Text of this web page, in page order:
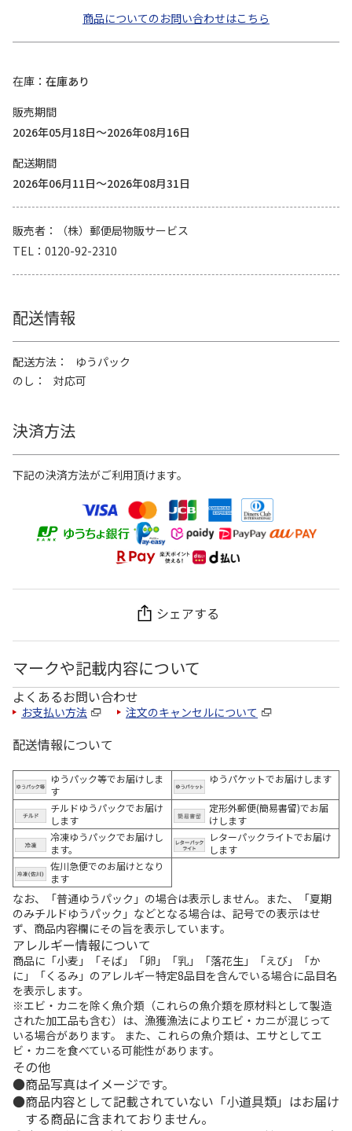
商品についてのお問い合わせはこちら
在庫
在庫あり
販売期間
2026年05月18日～2026年08月16日
配送期間
2026年06月11日～2026年08月31日
販売者
（株）郵便局物販サービス
TEL
0120-92-2310
配送情報
配送方法
ゆうパック
のし
対応可
決済方法
下記の決済方法がご利用頂けます。
シェアする
マークや記載内容について
よくあるお問い合わせ
お支払い方法 注文のキャンセルについて
配送情報について
ゆうパック等でお届けしま
す
ゆうパケットでお届けします
チルドゆうパックでお届け
します
定形外郵便(簡易書留)でお届
けします
冷凍ゆうパックでお届けし
ます。
レターパックライトでお届け
します
佐川急便でのお届けとなり
ます
なお、「普通ゆうパック」の場合は表示しません。また、「夏期
のみチルドゆうパック」などとなる場合は、記号での表示はせ
ず、商品内容欄にその旨を表示しています。
アレルギー情報について
商品に「小麦」「そば」「卵」「乳」「落花生」「えび」「か
に」「くるみ」のアレルギー特定8品目を含んでいる場合に品目名
を表示します。
※エビ・カニを除く魚介類（これらの魚介類を原材料として製造
された加工品も含む）は、漁獲漁法によりエビ・カニが混じって
いる場合があります。 また、これらの魚介類は、エサとしてエ
ビ・カニを食べている可能性があります。
その他
商品写真はイメージです。
商品内容として記載されていない「小道具類」はお届け
する商品に含まれておりません。